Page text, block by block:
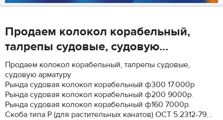
Продаем колокол корабельный,
талрепы судовые, судовую...
Продаем колокол корабельный, талрепы судовые,
судовую арматуру
Рында судовая колокол корабельный ф300 17.000р
Рында судовая колокол корабельный ф200 9000р.
Рында судовая колокол корабельный ф160 7000р.
Скоба типа Р (для растительных канатов) ОСТ 5.2312-79...